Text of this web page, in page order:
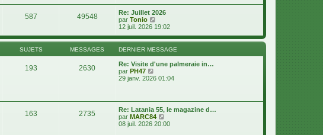
e
r
m
e
s
a
g
r
r
m
s
s
r
n
i
e
r
a
g
587 49548
Re: Juillet 2026
par Tonio
o
r
l
d
e
r
n
r
m
e
s
12 juil. 2026 19:02
SUJETS MESSAGES DERNIER MESSAGE
193 2630
Re: Visite d'une palmeraie in…
par PH47
o
e
d
e
r
29 janv. 2026 01:04
163 2735
Re: Latania 55, le magazine d…
par MARC84
o
08 juil. 2026 20:00